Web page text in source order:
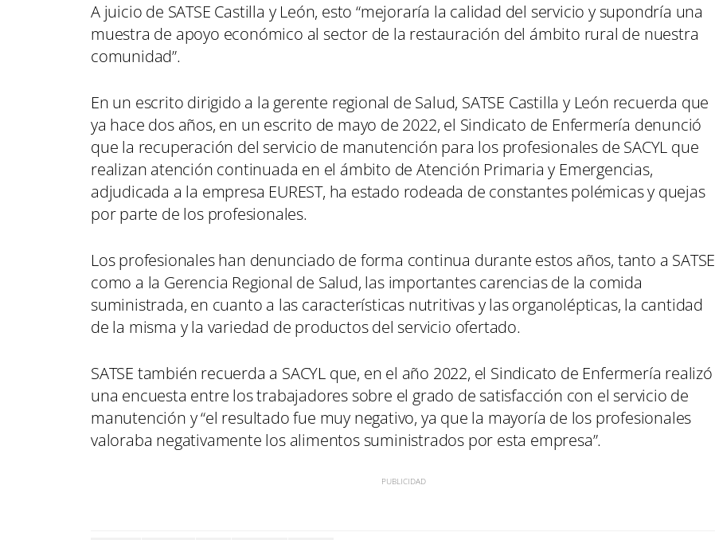
A juicio de SATSE Castilla y León, esto “mejoraría la calidad del servicio y supondría una
muestra de apoyo económico al sector de la restauración del ámbito rural de nuestra
comunidad”.
En un escrito dirigido a la gerente regional de Salud, SATSE Castilla y León recuerda que
ya hace dos años, en un escrito de mayo de 2022, el Sindicato de Enfermería denunció
que la recuperación del servicio de manutención para los profesionales de SACYL que
realizan atención continuada en el ámbito de Atención Primaria y Emergencias,
adjudicada a la empresa EUREST, ha estado rodeada de constantes polémicas y quejas
por parte de los profesionales.
Los profesionales han denunciado de forma continua durante estos años, tanto a SATSE
como a la Gerencia Regional de Salud, las importantes carencias de la comida
suministrada, en cuanto a las características nutritivas y las organolépticas, la cantidad
de la misma y la variedad de productos del servicio ofertado.
SATSE también recuerda a SACYL que, en el año 2022, el Sindicato de Enfermería realizó
una encuesta entre los trabajadores sobre el grado de satisfacción con el servicio de
manutención y “el resultado fue muy negativo, ya que la mayoría de los profesionales
valoraba negativamente los alimentos suministrados por esta empresa”.